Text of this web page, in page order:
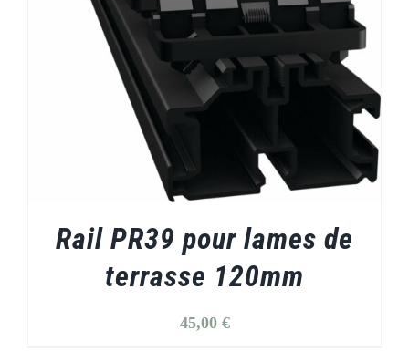
Rail PR39 pour lames de
terrasse 120mm
45,00 €